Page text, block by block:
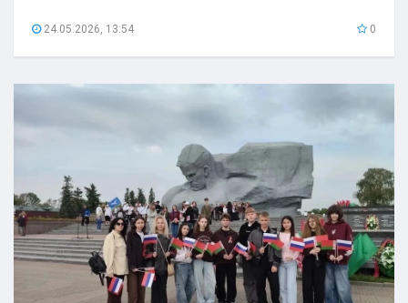
24.05.2026, 13:54 0